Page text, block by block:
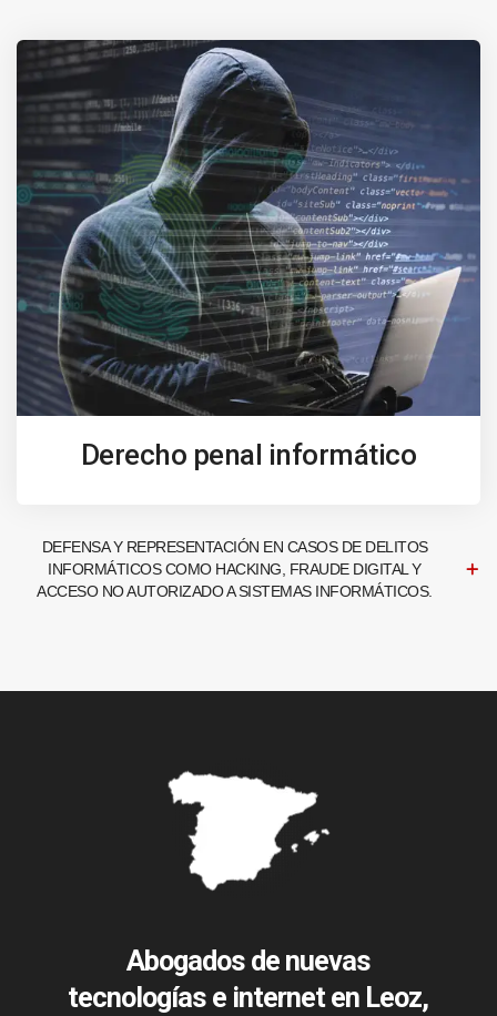
Derecho penal informático
DEFENSA Y REPRESENTACIÓN EN CASOS DE DELITOS
INFORMÁTICOS COMO HACKING, FRAUDE DIGITAL Y
ACCESO NO AUTORIZADO A SISTEMAS INFORMÁTICOS.
Abogados de nuevas
tecnologías e internet en Leoz,